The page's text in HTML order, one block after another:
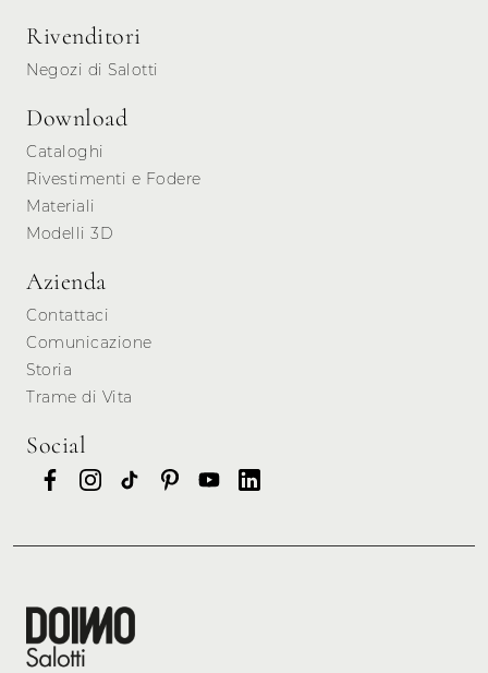
Rivenditori
Negozi di Salotti
Download
Cataloghi
Rivestimenti e Fodere
Materiali
Modelli 3D
Azienda
Contattaci
Comunicazione
Storia
Trame di Vita
Social